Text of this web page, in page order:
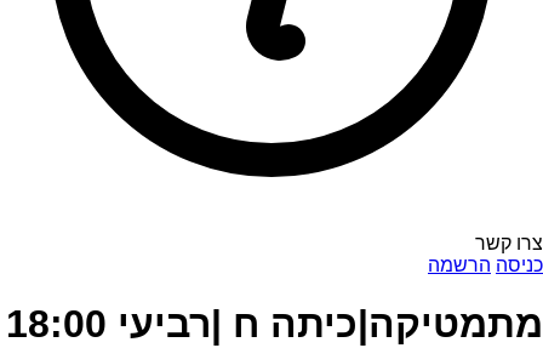
צרו קשר
כניסה הרשמה
מתמטיקה|כיתה ח |רביעי 18:00